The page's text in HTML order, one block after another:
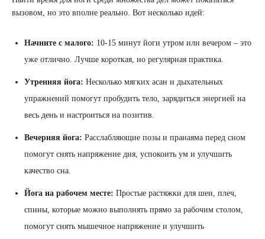
вызовом, но это вполне реально. Вот несколько идей:
Начните с малого: 10-15 минут йоги утром или вечером – это
уже отлично. Лучше короткая, но регулярная практика.
Утренняя йога: Несколько мягких асан и дыхательных
упражнений помогут пробудить тело, зарядиться энергией на
весь день и настроиться на позитив.
Вечерняя йога: Расслабляющие позы и пранаяма перед сном
помогут снять напряжение дня, успокоить ум и улучшить
качество сна.
Йога на рабочем месте: Простые растяжки для шеи, плеч,
спины, которые можно выполнять прямо за рабочим столом,
помогут снять мышечное напряжение и улучшить